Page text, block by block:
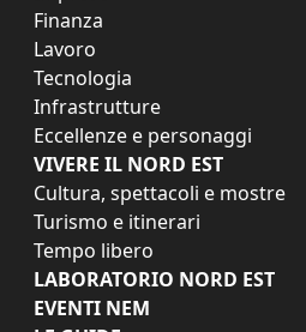
Finanza
Lavoro
Tecnologia
Infrastrutture
Eccellenze e personaggi
VIVERE IL NORD EST
Cultura, spettacoli e mostre
Turismo e itinerari
Tempo libero
LABORATORIO NORD EST
EVENTI NEM